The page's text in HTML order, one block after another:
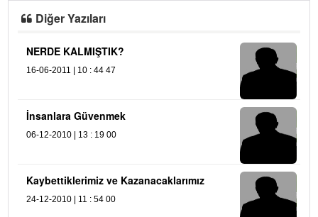
Diğer Yazıları
NERDE KALMIŞTIK?
16-06-2011 | 10 : 44 47
İnsanlara Güvenmek
06-12-2010 | 13 : 19 00
Kaybettiklerimiz ve Kazanacaklarımız
24-12-2010 | 11 : 54 00